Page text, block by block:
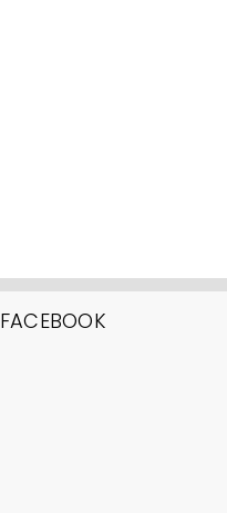
FACEBOOK